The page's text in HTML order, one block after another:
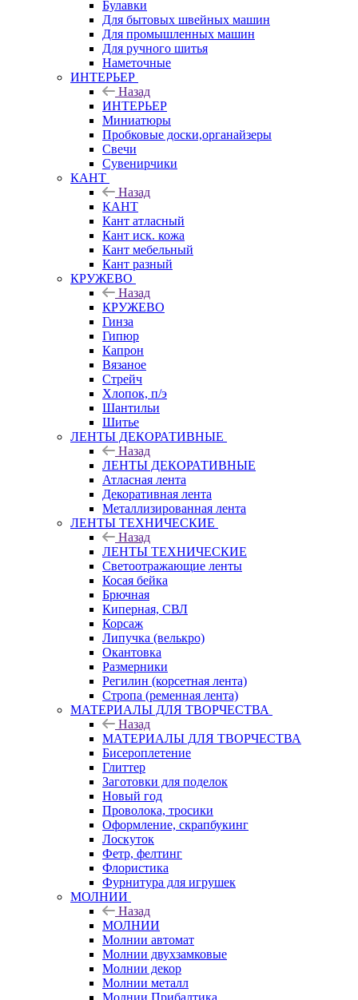
Булавки
Для бытовых швейных машин
Для промышленных машин
Для ручного шитья
Наметочные
ИНТЕРЬЕР
Назад
ИНТЕРЬЕР
Миниатюры
Пробковые доски,органайзеры
Свечи
Сувенирчики
КАНТ
Назад
КАНТ
Кант атласный
Кант иск. кожа
Кант мебельный
Кант разный
КРУЖЕВО
Назад
КРУЖЕВО
Гинза
Гипюр
Капрон
Вязаное
Стрейч
Хлопок, п/э
Шантильи
Шитье
ЛЕНТЫ ДЕКОРАТИВНЫЕ
Назад
ЛЕНТЫ ДЕКОРАТИВНЫЕ
Атласная лента
Декоративная лента
Металлизированная лента
ЛЕНТЫ ТЕХНИЧЕСКИЕ
Назад
ЛЕНТЫ ТЕХНИЧЕСКИЕ
Светоотражающие ленты
Косая бейка
Брючная
Киперная, СВЛ
Корсаж
Липучка (велькро)
Окантовка
Размерники
Регилин (корсетная лента)
Стропа (ременная лента)
МАТЕРИАЛЫ ДЛЯ ТВОРЧЕСТВА
Назад
МАТЕРИАЛЫ ДЛЯ ТВОРЧЕСТВА
Бисероплетение
Глиттер
Заготовки для поделок
Новый год
Проволока, тросики
Оформление, скрапбукинг
Лоскуток
Фетр, фелтинг
Флористика
Фурнитура для игрушек
МОЛНИИ
Назад
МОЛНИИ
Молнии автомат
Молнии двухзамковые
Молнии декор
Молнии металл
Молнии Прибалтика